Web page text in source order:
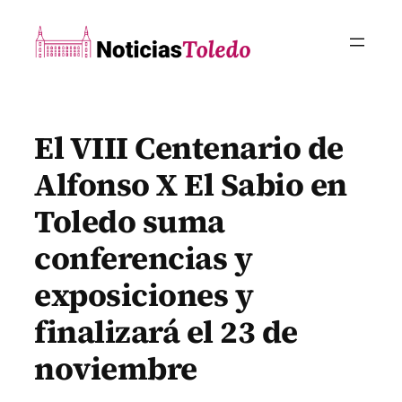
contenido
El VIII Centenario de
Alfonso X El Sabio en
Toledo suma
conferencias y
exposiciones y
finalizará el 23 de
noviembre